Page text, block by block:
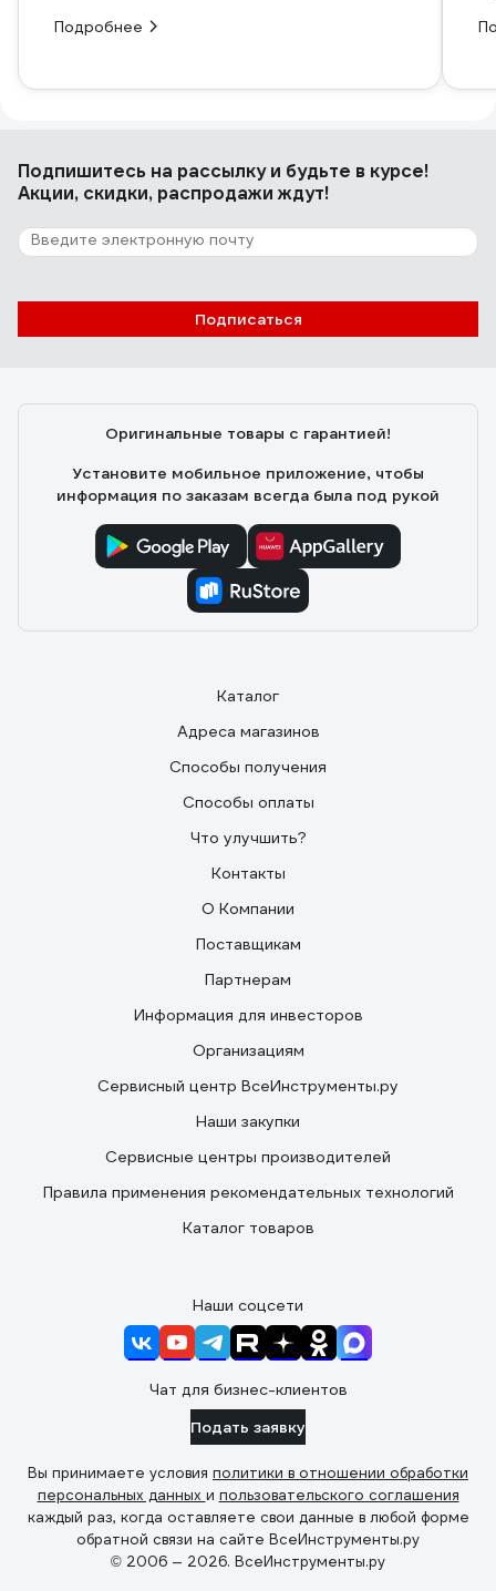
Подробнее
Подпишитесь на рассылкуи будьте в курсе!
Акции, скидки, распродажи ждут!
Подписаться
Оригинальные товары с гарантией!
Установите мобильное приложение, чтобы
информация по заказам всегда была под рукой
Каталог
Адреса магазинов
Способы получения
Способы оплаты
Что улучшить?
Контакты
О Компании
Поставщикам
Партнерам
Информация для инвесторов
Организациям
Сервисный центр ВсеИнструменты.ру
Наши закупки
Сервисные центры производителей
Правила применения рекомендательных технологий
Каталог товаров
Наши соцсети
Чат для бизнес-клиентов
Подать заявку
Вы принимаете условия политики в отношении обработки
персональных данных и пользовательского соглашения
каждый раз, когда оставляете свои данные в любой форме
обратной связи на сайте ВсеИнструменты.ру
© 2006 — 2026. ВсеИнструменты.ру